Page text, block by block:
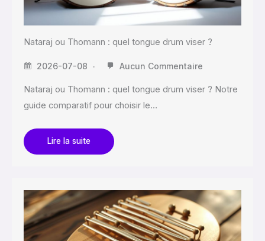
Nataraj ou Thomann : quel tongue drum viser ?
2026-07-08 Aucun Commentaire
Nataraj ou Thomann : quel tongue drum viser ? Notre
guide comparatif pour choisir le…
Lire la suite